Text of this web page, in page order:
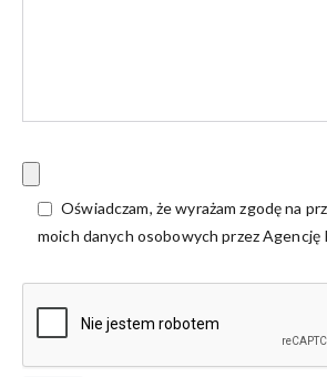
Oświadczam, że wyrażam zgodę na
moich danych osobowych przez Agencję